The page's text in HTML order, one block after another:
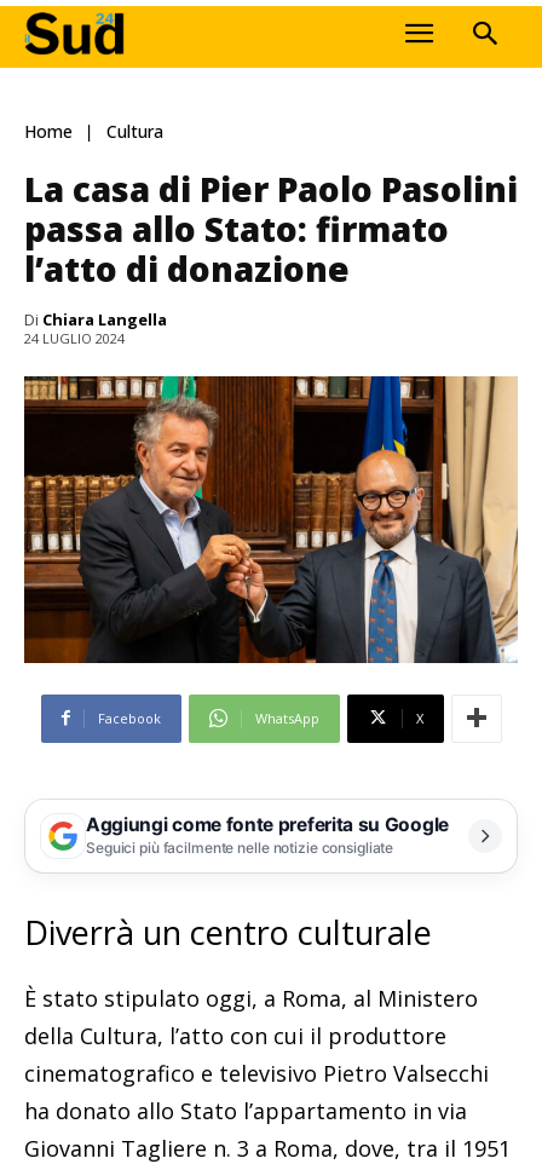
Home Cultura
La casa di Pier Paolo Pasolini
passa allo Stato: firmato
l’atto di donazione
Di Chiara Langella
24 LUGLIO 2024
Facebook WhatsApp X
Aggiungi come fonte preferita su Google
Seguici più facilmente nelle notizie consigliate
Diverrà un centro culturale
È stato stipulato oggi, a Roma, al Ministero
della Cultura, l’atto con cui il produttore
cinematografico e televisivo Pietro Valsecchi
ha donato allo Stato l’appartamento in via
Giovanni Tagliere n. 3 a Roma, dove, tra il 1951